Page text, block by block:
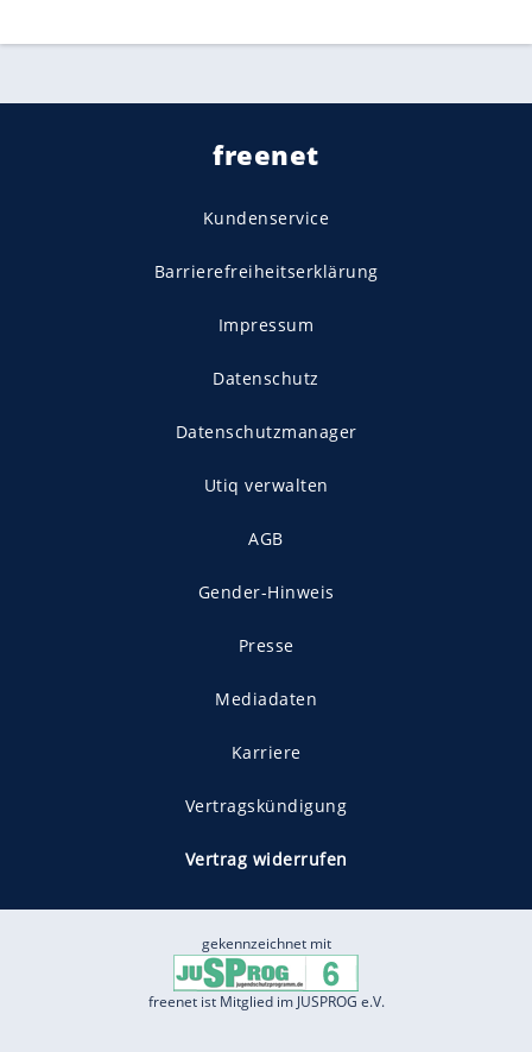
freenet
Kundenservice
Barrierefreiheitserklärung
Impressum
Datenschutz
Datenschutzmanager
Utiq verwalten
AGB
Gender-Hinweis
Presse
Mediadaten
Karriere
Vertragskündigung
Vertrag widerrufen
gekennzeichnet mit
freenet ist Mitglied im JUSPROG e.V.